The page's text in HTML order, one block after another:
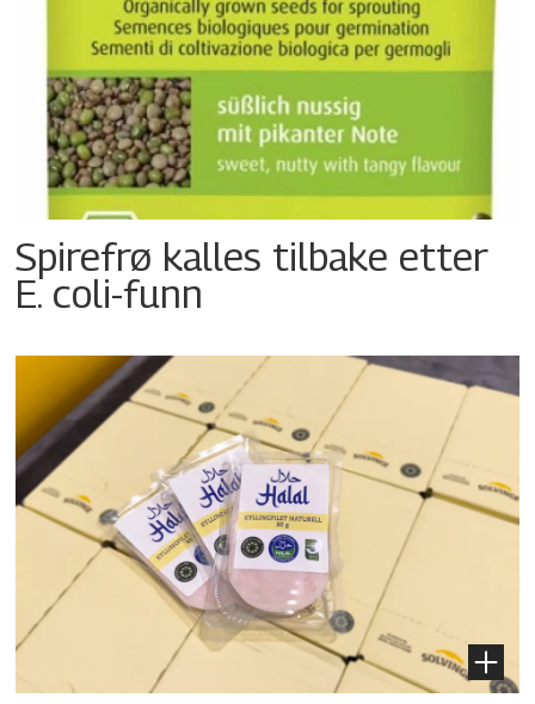
Spirefrø kalles tilbake etter
E. coli-funn